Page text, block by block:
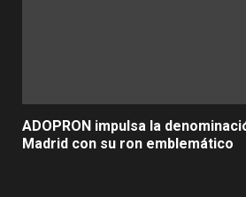
ADOPRON impulsa la
Madrid con su ron emblemático